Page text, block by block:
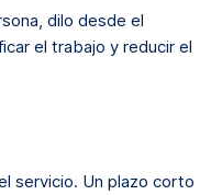
dilo desde el
el trabajo y reducir el
servicio. Un plazo corto